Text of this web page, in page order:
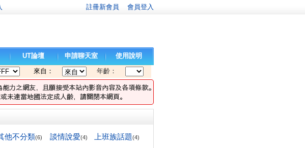
註冊新會員 會員登入
UT論壇 申請聊天室 使用說明
來自： 年齡：
他不分類(6) 談情說愛(4) 上班族話題(4)